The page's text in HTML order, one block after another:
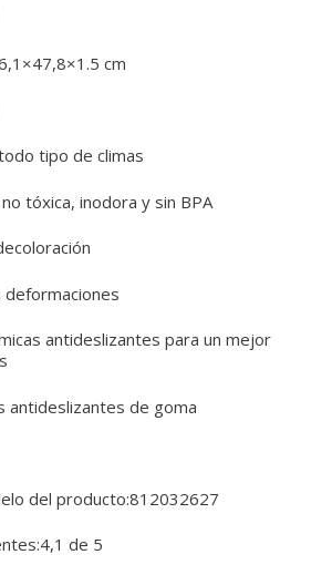
cm
tipo de climas
tóxica, inodora y sin BPA
deformaciones
antideslizantes para un mejor
antideslizantes de goma
del producto:812032627
de 5